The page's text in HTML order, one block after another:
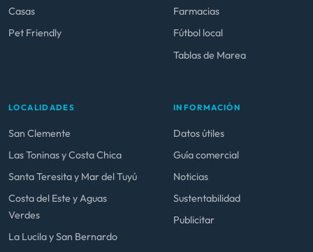
Casas
Pet Friendly
Farmacias
Fútbol local
Tablas de Marea
LOCALIDADES
San Clemente
Las Toninas y Costa Chica
Santa Teresita y Mar del Tuyú
Costa del Este y Aguas
Verdes
La Lucila y San Bernardo
INFORMACIÓN
Datos útiles
Guía comercial
Noticias
Sustentabilidad
Publicitar